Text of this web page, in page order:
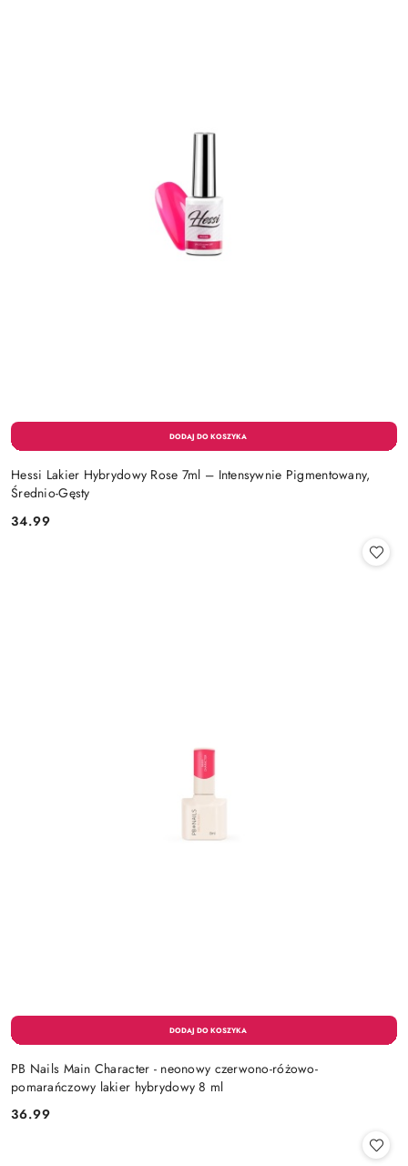
Hessi Lakier Hybrydowy Rose 7ml – Intensywnie Pigmentowany,
Średnio-Gęsty
Cena:
34.99
PB Nails Main Character - neonowy czerwono-różowo-
pomarańczowy lakier hybrydowy 8 ml
Cena:
36.99